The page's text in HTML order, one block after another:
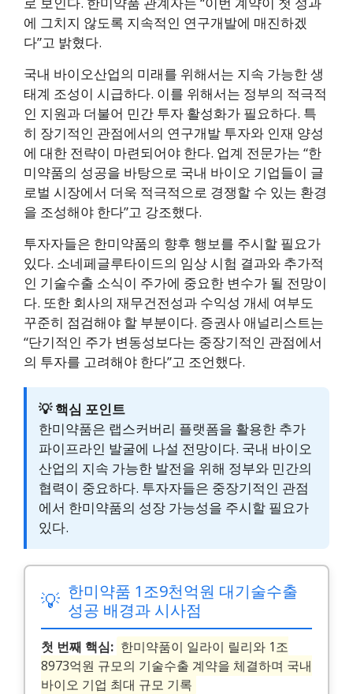
에 그치지 않도록 지속적인 연구개발에 매진하겠
다”고 밝혔다.
국내 바이오산업의 미래를 위해서는 지속 가능한 생
태계 조성이 시급하다. 이를 위해서는 정부의 적극적
인 지원과 더불어 민간 투자 활성화가 필요하다. 특
히 장기적인 관점에서의 연구개발 투자와 인재 양성
에 대한 전략이 마련되어야 한다. 업계 전문가는 “한
미약품의 성공을 바탕으로 국내 바이오 기업들이 글
로벌 시장에서 더욱 적극적으로 경쟁할 수 있는 환경
을 조성해야 한다”고 강조했다.
투자자들은 한미약품의 향후 행보를 주시할 필요가
있다. 소네페글루타이드의 임상 시험 결과와 추가적
인 기술수출 소식이 주가에 중요한 변수가 될 전망이
다. 또한 회사의 재무건전성과 수익성 개세 여부도
꾸준히 점검해야 할 부분이다. 증권사 애널리스트는
“단기적인 주가 변동성보다는 중장기적인 관점에서
의 투자를 고려해야 한다”고 조언했다.
💡 핵심 포인트
한미약품은 랩스커버리 플랫폼을 활용한 추가
파이프라인 발굴에 나설 전망이다. 국내 바이오
산업의 지속 가능한 발전을 위해 정부와 민간의
협력이 중요하다. 투자자들은 중장기적인 관점
에서 한미약품의 성장 가능성을 주시할 필요가
있다.
💡 한미약품 1조9천억원 대기술수출
성공 배경과 시사점
첫 번째 핵심: 한미약품이 일라이 릴리와 1조
8973억원 규모의 기술수출 계약을 체결하며 국내
바이오 기업 최대 규모 기록